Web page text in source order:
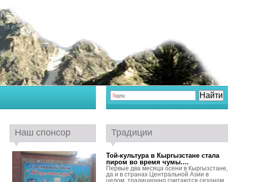
Наш спонсор Традиции
Той-культура в Кыргызстане стала
пиром во время чумы....
Первые два месяца осени в Кыргызстане,
да и в странах Центральной Азии в
целом, традиционно считаются сезоном